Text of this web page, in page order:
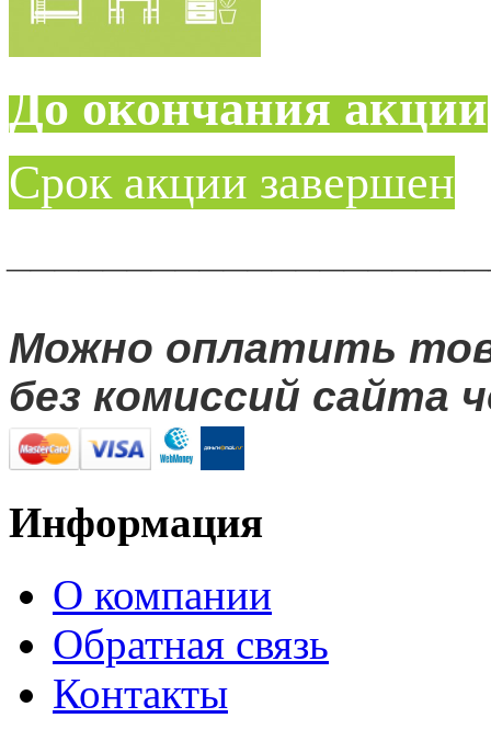
До окончания акции
Срок акции завершен
Можно оплатить
без комиссий сайта
Информация
О компании
Обратная связь
Контакты